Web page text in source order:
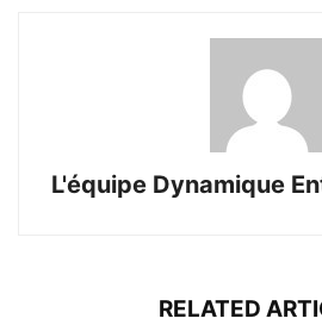
L'équipe Dynamique
RELATED